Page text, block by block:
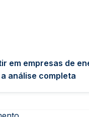
em empresas de
análise completa